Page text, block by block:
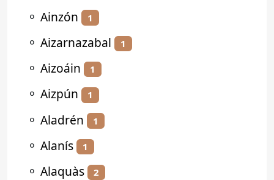
⚬ Ainzón 1
⚬ Aizarnazabal 1
⚬ Aizoáin 1
⚬ Aizpún 1
⚬ Aladrén 1
⚬ Alanís 1
⚬ Alaquàs 2